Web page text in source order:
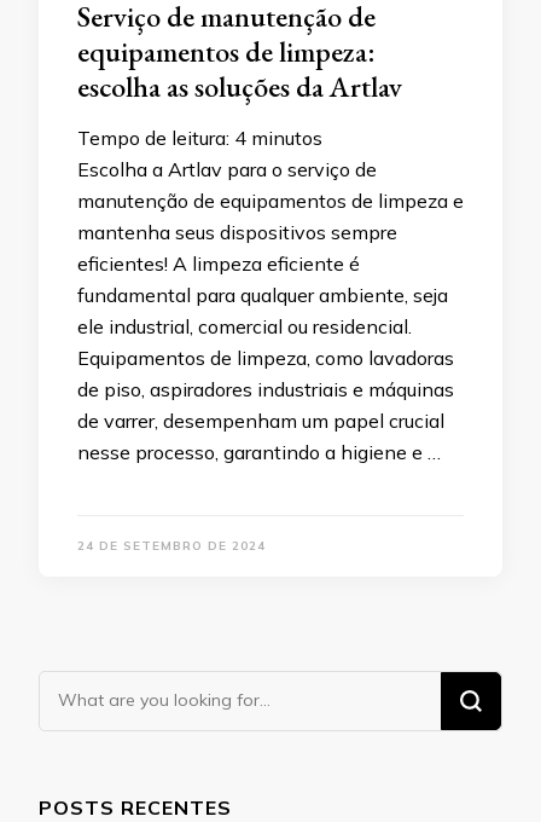
Serviço de manutenção de
equipamentos de limpeza:
escolha as soluções da Artlav
Tempo de leitura: 4 minutos
Escolha a Artlav para o serviço de
manutenção de equipamentos de limpeza e
mantenha seus dispositivos sempre
eficientes! A limpeza eficiente é
fundamental para qualquer ambiente, seja
ele industrial, comercial ou residencial.
Equipamentos de limpeza, como lavadoras
de piso, aspiradores industriais e máquinas
de varrer, desempenham um papel crucial
nesse processo, garantindo a higiene e …
24 DE SETEMBRO DE 2024
Looking
for
POSTS RECENTES